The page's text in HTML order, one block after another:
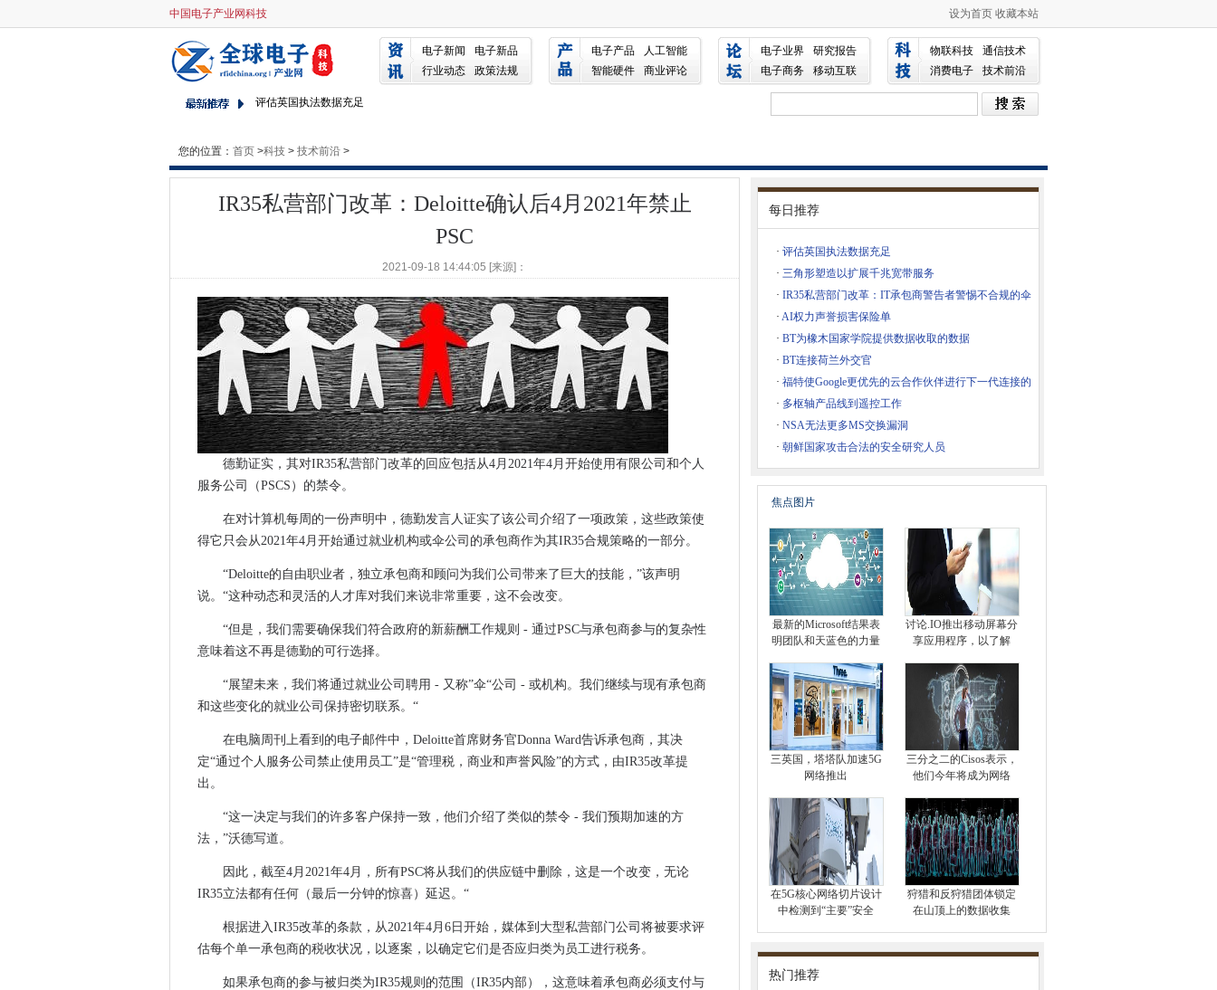
中国电子产业网科技 设为首页 收藏本站
电子新闻
电子新品
行业动态
政策法规
电子产品
人工智能
智能硬件
商业评论
电子业界
研究报告
电子商务
移动互联
物联科技
通信技术
消费电子
技术前沿
IR35私营部门改革：Deloitte确认后4月2021年禁止PSC
£2亿英镑零碳交付框架可以帮助帮助公共部门的数据中心变绿
最新的Microsoft结果表明团队和天蓝色的力量
评估英国执法数据充足
华为在新加坡开设开发人员实验室
讨论.IO推出移动屏幕分享应用程序，以了解实时体验
三角形塑造以扩展千兆宽带服务
三英国，塔塔队加速5G网络推出
IR35私营部门改革：IT承包商警告者警惕不合规的伞形公司
CityFibre在米尔顿凯恩斯开关千兆，名称爱丁堡基础设施领先
在网络中的性别平等进展仍然很慢
三分之二的Cisos表示，他们今年将成为网络攻击受害者
AI权力声誉损害保险单
确保英国移动技术多样化所需的具体和有针对性的干预措施
用恶意电子邮件轰炸金融监管机构
戴尔投注继续回家致力于推动PC需求
BT为橡木国家学院提供数据收取的数据
IR35改革：MPS呼吁政府清理英国的“狂野西部”劳动力供应链
HMRC被指控过度使用IT承包商的“彻底虚伪”避税计划的承包商
Solarwinds在违规调查中追逐多个引线
BT连接荷兰外交官
福特使Google更优先的云合作伙伴进行下一代连接的汽车推送
新加坡航空公司供应链攻击最新受害者
GDS寻求Identity保障计划的董事
狩猎和反狩猎团体锁定在山顶上的数据收集
Agent Tesla Trojan发现了潜行过去防御的新方法
O2，三，沃达丰团队加强农村移动覆盖
NSA无法更多MS交换漏洞
NetBackup 9增加了具有超融合备份选项的灵活性
IFS升起单平台云交付，因为它出价ERP Adieu
朝鲜国家攻击合法的安全研究人员
您的位置： 首页 >科技 > 技术前沿 >
IR35私营部门改革：Deloitte确认后4月2021年禁止
PSC
2021-09-18 14:44:05 [来源]：
德勤证实，其对IR35私营部门改革的回应包括从4月2021年4月开始使用有限公司和个人
服务公司（PSCS）的禁令。
在对计算机每周的一份声明中，德勤发言人证实了该公司介绍了一项政策，这些政策使
得它只会从2021年4月开始通过就业机构或伞公司的承包商作为其IR35合规策略的一部分。
“Deloitte的自由职业者，独立承包商和顾问为我们公司带来了巨大的技能，”该声明
说。“这种动态和灵活的人才库对我们来说非常重要，这不会改变。
“但是，我们需要确保我们符合政府的新薪酬工作规则 - 通过PSC与承包商参与的复杂性
意味着这不再是德勤的可行选择。
“展望未来，我们将通过就业公司聘用 - 又称”伞“公司 - 或机构。我们继续与现有承包商
和这些变化的就业公司保持密切联系。“
在电脑周刊上看到的电子邮件中，Deloitte首席财务官Donna Ward告诉承包商，其决
定“通过个人服务公司禁止使用员工”是“管理税，商业和声誉风险”的方式，由IR35改革提
出。
“这一决定与我们的许多客户保持一致，他们介绍了类似的禁令 - 我们预期加速的方
法，”沃德写道。
因此，截至4月2021年4月，所有PSC将从我们的供应链中删除，这是一个改变，无论
IR35立法都有任何（最后一分钟的惊喜）延迟。“
根据进入IR35改革的条款，从2021年4月6日开始，媒体到大型私营部门公司将被要求评
估每个单一承包商的税收状况，以逐案，以确定它们是否应归类为员工进行税务。
如果承包商的参与被归类为IR35规则的范围（IR35内部），这意味着承包商必须支付与
每日推荐
· 评估英国执法数据充足
· 三角形塑造以扩展千兆宽带服务
· IR35私营部门改革：IT承包商警告者警惕不合规的伞
· AI权力声誉损害保险单
· BT为橡木国家学院提供数据收取的数据
· BT连接荷兰外交官
· 福特使Google更优先的云合作伙伴进行下一代连接的
· 多枢轴产品线到遥控工作
· NSA无法更多MS交换漏洞
· 朝鲜国家攻击合法的安全研究人员
焦点图片
最新的Microsoft结果表
明团队和天蓝色的力量
讨论.IO推出移动屏幕分
享应用程序，以了解
三英国，塔塔队加速5G
网络推出
三分之二的Cisos表示，
他们今年将成为网络
在5G核心网络切片设计
中检测到“主要”安全
狩猎和反狩猎团体锁定
在山顶上的数据收集
热门推荐